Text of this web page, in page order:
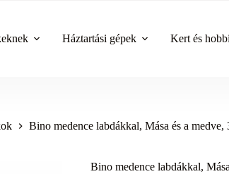
Háztartási gépek Kert és hobbi
Bino medence labdákkal, Mása és a
Bino medence labdákkal,